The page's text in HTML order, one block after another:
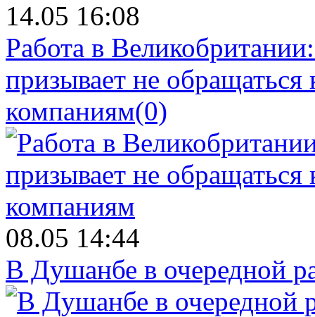
14.05 16:08
Работа в
призывает не
компаниям(0)
08.05 14:44
В Душанбе в очередной